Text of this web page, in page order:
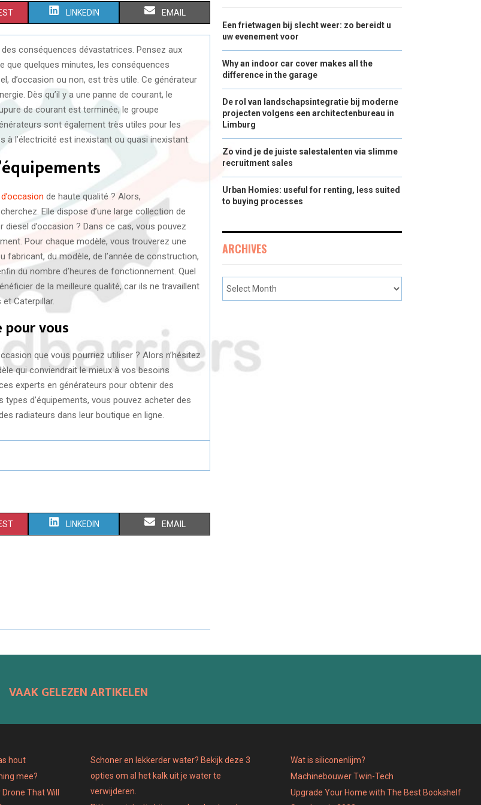
S
H
A
R
E
O
N
LINKEDIN S
H
A
R
E
N
EMAIL
conséquences dévastatrices. Pensez aux
que quelques minutes, les conséquences
d’occasion ou non, est très utile. Ce générateur
Dès qu’il y a une panne de courant, le
de courant est terminée, le groupe
sont également très utiles pour les
à l’électricité est inexistant ou quasi inexistant.
de haute qualité ? Alors,
Elle dispose d’une large collection de
d’occasion ? Dans ce cas, vous pouvez
Pour chaque modèle, vous trouverez une
du modèle, de l’année de construction,
du nombre d’heures de fonctionnement. Quel
de la meilleure qualité, car ils ne travaillent
Caterpillar.
vous
que vous pourriez utiliser ? Alors n’hésitez
qui conviendrait le mieux à vos besoins
experts en générateurs pour obtenir des
d’équipements, vous pouvez acheter des
radiateurs dans leur boutique en ligne.
S
O
N
LINKEDIN S
O
N
EMAIL
Een frietwagen bij slecht weer: zo bereidt u
uw evenement voor
Why an indoor car cover makes all the
difference in the garage
De rol van landschapsintegratie bij moderne
projecten volgens een architectenbureau in
Limburg
Zo vind je de juiste salestalenten via slimme
recruitment sales
Urban Homies: useful for renting, less suited
to buying processes
ARCHIVES
VAAK GELEZEN ARTIKELEN
hout
mee?
That Will
Schoner en lekkerder water? Bekijk deze 3
opties om al het kalk uit je water te
verwijderen.
Wat is siliconenlijm?
Machinebouwer Twin-Tech
Upgrade Your Home with The Best Bookshelf